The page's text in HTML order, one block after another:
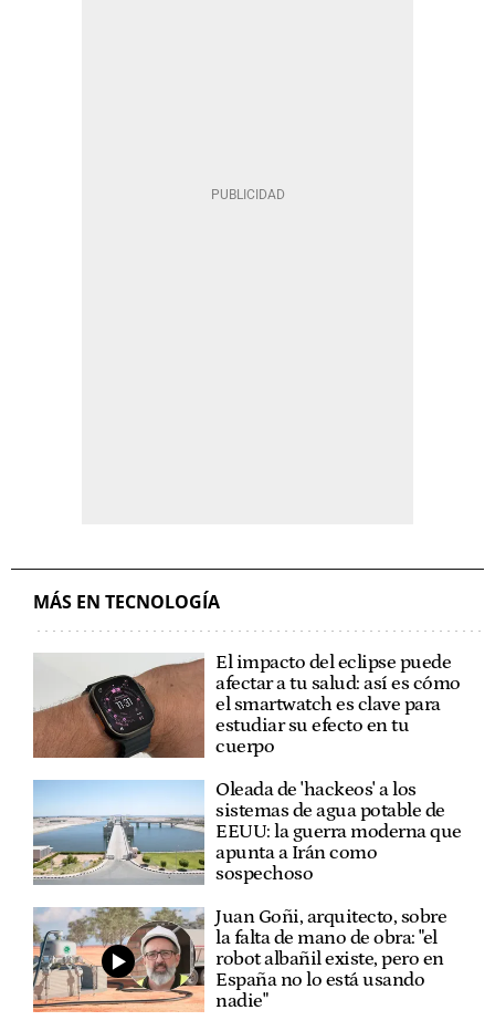
MÁS EN TECNOLOGÍA
El impacto del eclipse puede
afectar a tu salud: así es cómo
el smartwatch es clave para
estudiar su efecto en tu
cuerpo
Oleada de 'hackeos' a los
sistemas de agua potable de
EEUU: la guerra moderna que
apunta a Irán como
sospechoso
Juan Goñi, arquitecto, sobre
la falta de mano de obra: "el
robot albañil existe, pero en
España no lo está usando
nadie"